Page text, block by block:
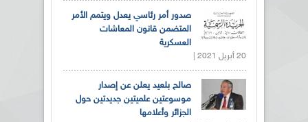
صدور أمر رئاسي يعدل ويتمم الأمر
المتضمن قانون المعاشات
العسكرية
20 أبريل 2021 |
صالح بلعيد يعلن عن إصدار
موسوعتين علميتين جديدتين حول
الجزائر وأعلامها